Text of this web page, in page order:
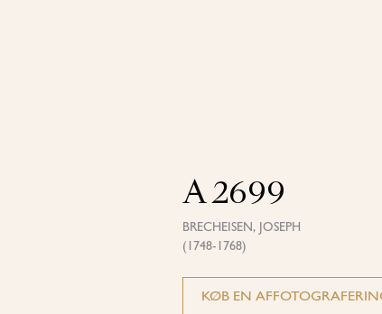
A 2699
BRECHEISEN, JOSEPH
(1748-1768)
KØB EN